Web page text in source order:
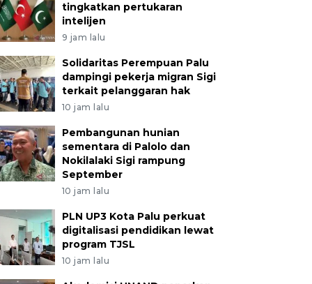
tingkatkan pertukaran
intelijen
9 jam lalu
Solidaritas Perempuan Palu
dampingi pekerja migran Sigi
terkait pelanggaran hak
10 jam lalu
Pembangunan hunian
sementara di Palolo dan
Nokilalaki Sigi rampung
September
10 jam lalu
PLN UP3 Kota Palu perkuat
digitalisasi pendidikan lewat
program TJSL
10 jam lalu